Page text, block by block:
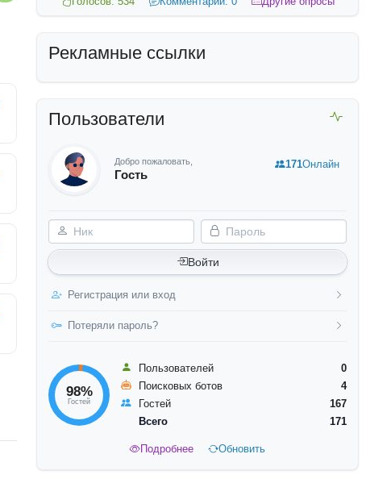
Рекламные ссылки
Пользователи
Добро пожаловать,
Гость
Ник Пароль
Войти
Регистрация или вход
Потеряли пароль?
171Онлайн
98%
Гостей
Пользователей
0
Поисковых ботов
4
Гостей
167
Всего
171
Подробнее Обновить